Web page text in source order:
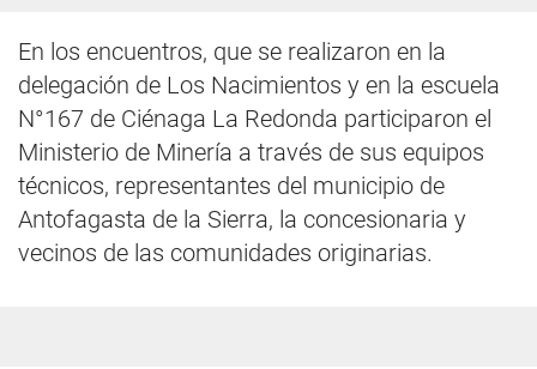
En los encuentros, que se realizaron en la
delegación de Los Nacimientos y en la escuela
N°167 de Ciénaga La Redonda participaron el
Ministerio de Minería a través de sus equipos
técnicos, representantes del municipio de
Antofagasta de la Sierra, la concesionaria y
vecinos de las comunidades originarias.